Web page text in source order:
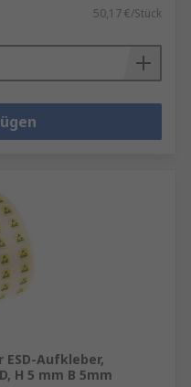
50,17 €/Stück
ESD-Aufkleber,
H 5 mm B 5mm